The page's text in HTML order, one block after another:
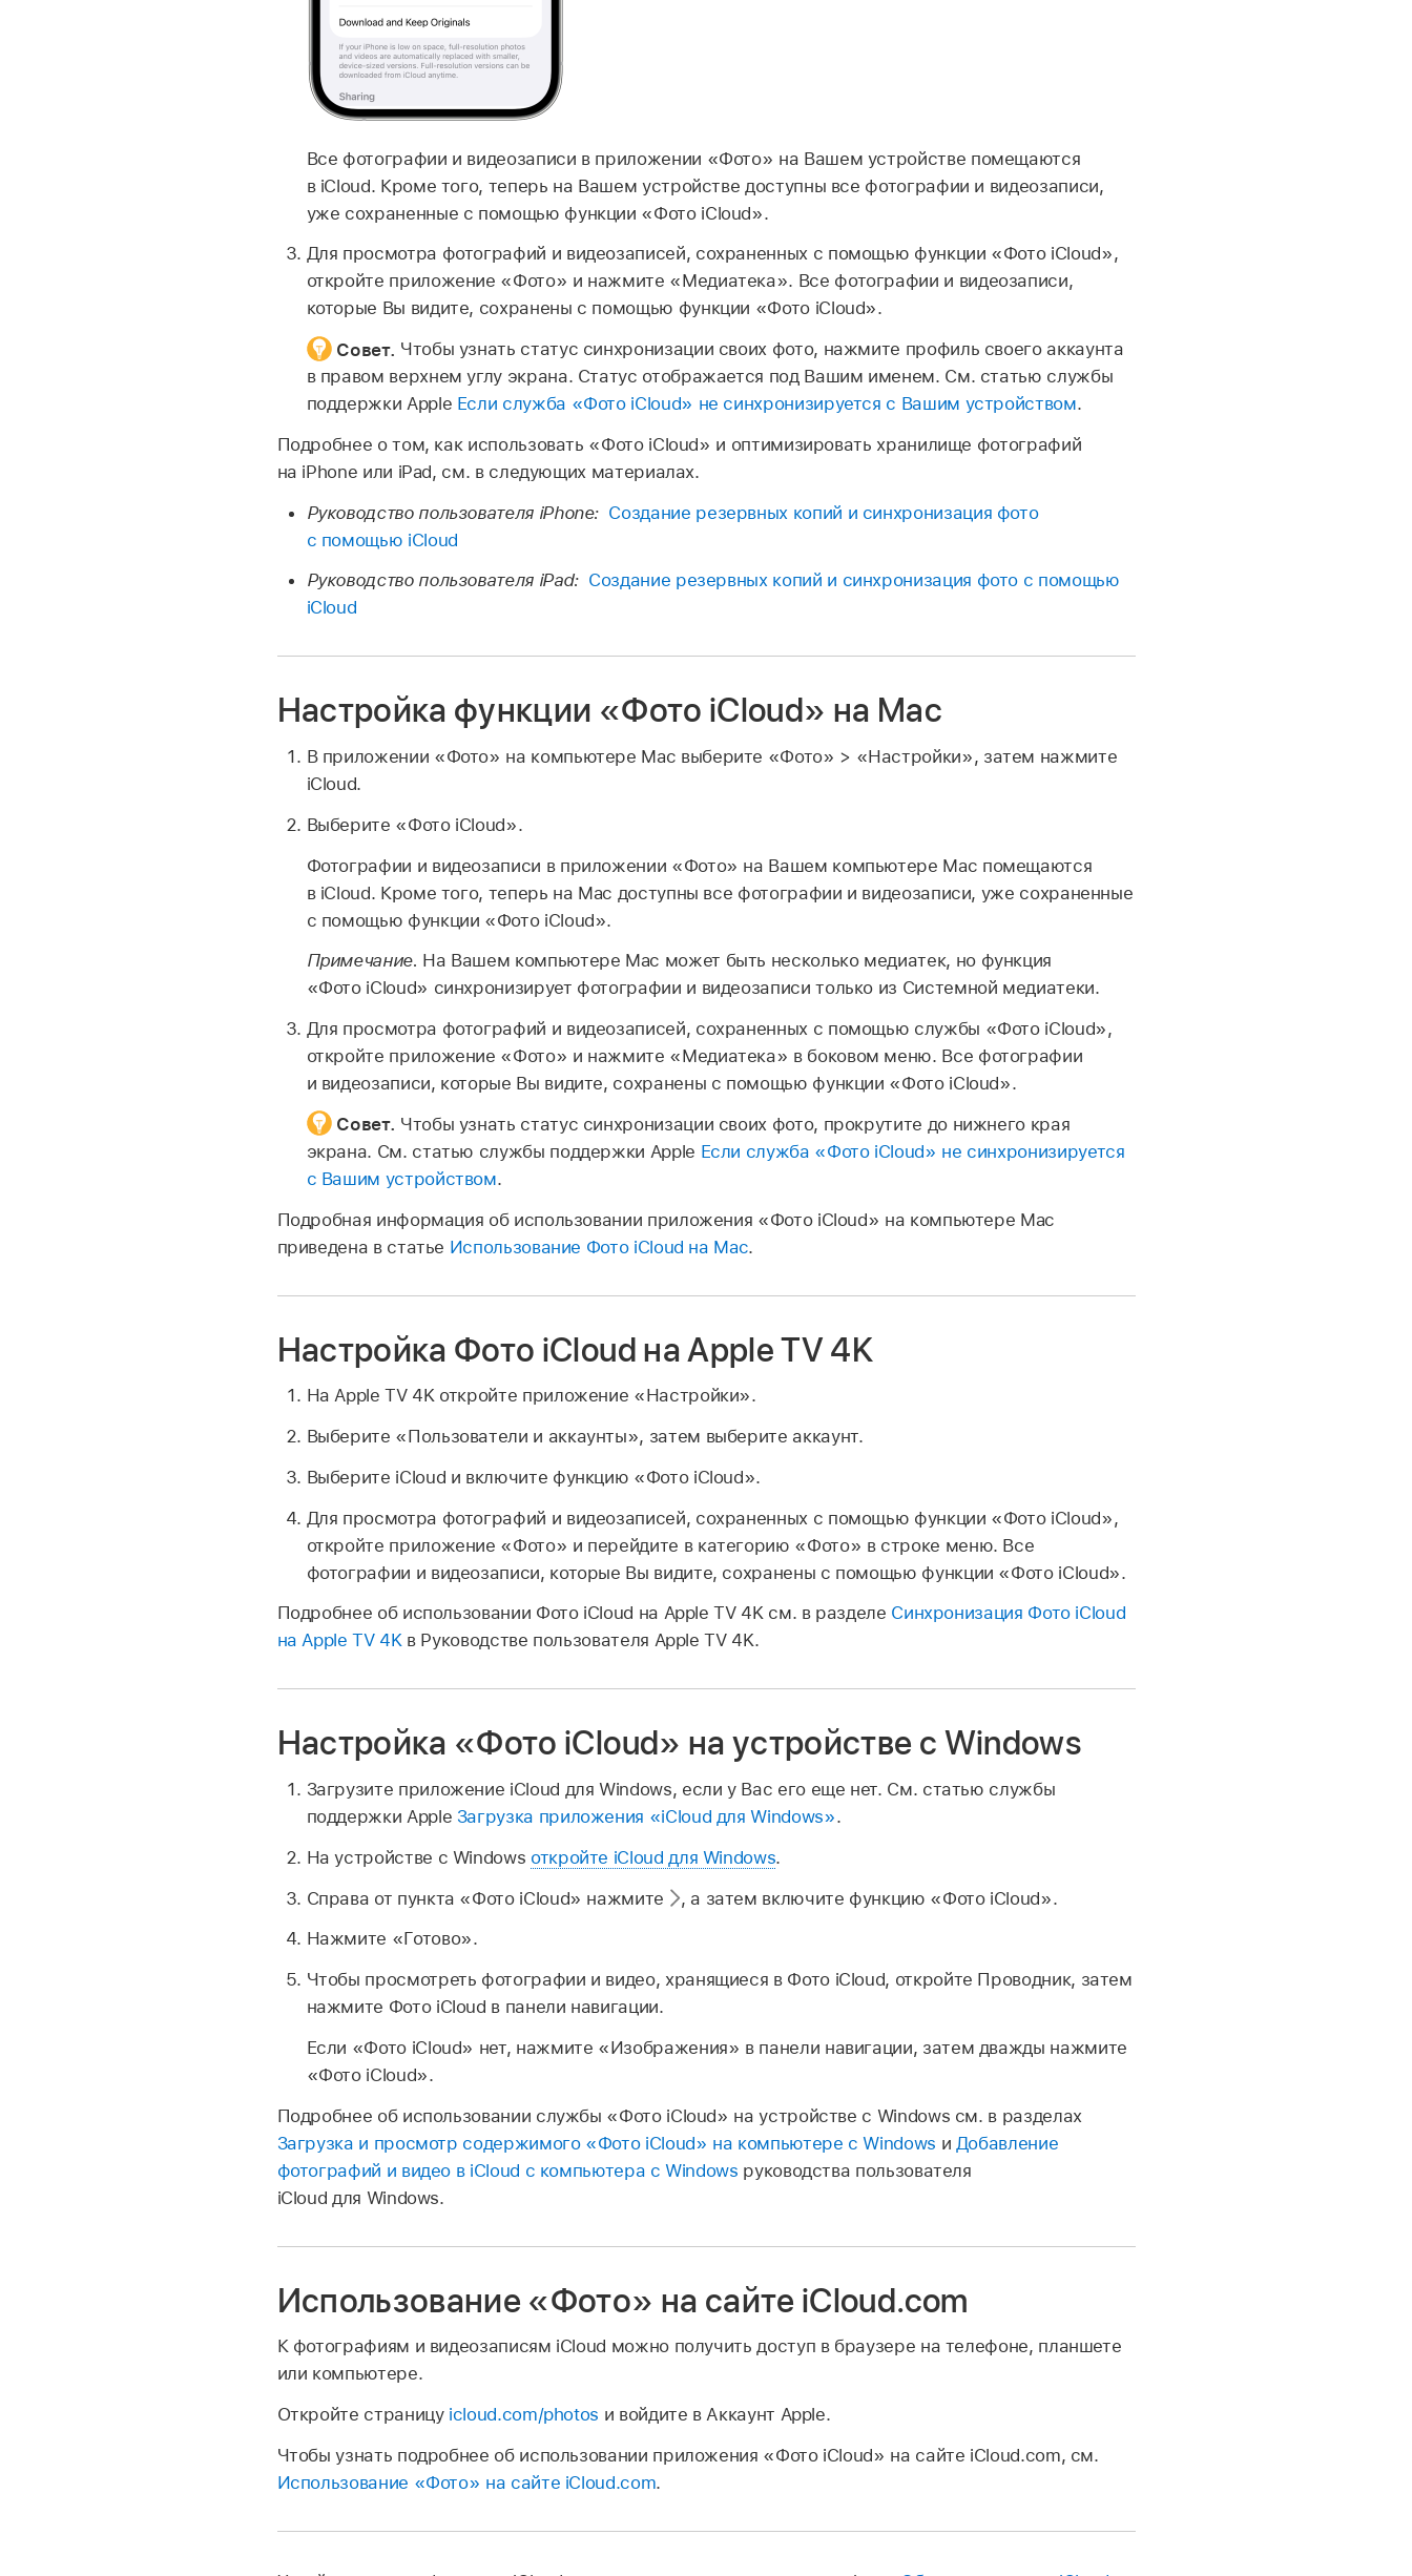
Все фотографии и видеозаписи в приложении «Фото» на Вашем устройстве помещаются
в iCloud. Кроме того, теперь на Вашем устройстве доступны все фотографии и видеозаписи,
уже сохраненные с помощью функции «Фото iCloud».
Для просмотра фотографий и видеозаписей, сохраненных с помощью функции «Фото iCloud»,
откройте приложение «Фото» и нажмите «Медиатека». Все фотографии и видеозаписи,
которые Вы видите, сохранены с помощью функции «Фото iCloud».
Совет. Чтобы узнать статус синхронизации своих фото, нажмите профиль своего аккаунта
в правом верхнем углу экрана. Статус отображается под Вашим именем. См. статью службы
поддержки Apple Если служба «Фото iCloud» не синхронизируется с Вашим устройством.
Подробнее о том, как использовать «Фото iCloud» и оптимизировать хранилище фотографий
на iPhone или iPad, см. в следующих материалах.
Руководство пользователя iPhone: Создание резервных копий и синхронизация фото
с помощью iCloud
Руководство пользователя iPad: Создание резервных копий и синхронизация фото с помощью
iCloud
Настройка функции «Фото iCloud» на Mac
В приложении «Фото» на компьютере Mac выберите «Фото» > «Настройки», затем нажмите
iCloud.
Выберите «Фото iCloud».
Фотографии и видеозаписи в приложении «Фото» на Вашем компьютере Mac помещаются
в iCloud. Кроме того, теперь на Mac доступны все фотографии и видеозаписи, уже сохраненные
с помощью функции «Фото iCloud».
Примечание. На Вашем компьютере Mac может быть несколько медиатек, но функция
«Фото iCloud» синхронизирует фотографии и видеозаписи только из Системной медиатеки.
Для просмотра фотографий и видеозаписей, сохраненных с помощью службы «Фото iCloud»,
откройте приложение «Фото» и нажмите «Медиатека» в боковом меню. Все фотографии
и видеозаписи, которые Вы видите, сохранены с помощью функции «Фото iCloud».
Совет. Чтобы узнать статус синхронизации своих фото, прокрутите до нижнего края
экрана. См. статью службы поддержки Apple Если служба «Фото iCloud» не синхронизируется
с Вашим устройством.
Подробная информация об использовании приложения «Фото iCloud» на компьютере Mac
приведена в статье Использование Фото iCloud на Mac.
Настройка Фото iCloud на Apple TV 4K
На Apple TV 4K откройте приложение «Настройки».
Выберите «Пользователи и аккаунты», затем выберите аккаунт.
Выберите iCloud и включите функцию «Фото iCloud».
Для просмотра фотографий и видеозаписей, сохраненных с помощью функции «Фото iCloud»,
откройте приложение «Фото» и перейдите в категорию «Фото» в строке меню. Все
фотографии и видеозаписи, которые Вы видите, сохранены с помощью функции «Фото iCloud».
Подробнее об использовании Фото iCloud на Apple TV 4K см. в разделе Синхронизация Фото iCloud
на Apple TV 4Kв Руководстве пользователя Apple TV 4K.
Настройка «Фото iCloud» на устройстве с Windows
Загрузите приложение iCloud для Windows, если у Вас его еще нет. См. статью службы
поддержки Apple Загрузка приложения «iCloud для Windows».
На устройстве с Windows откройте iCloud для Windows.
Справа от пункта «Фото iCloud» нажмите
, а затем включите функцию «Фото iCloud».
Нажмите «Готово».
Чтобы просмотреть фотографии и видео, хранящиеся в Фото iCloud, откройте Проводник, затем
нажмите Фото iCloud в панели навигации.
Если «Фото iCloud» нет, нажмите «Изображения» в панели навигации, затем дважды нажмите
«Фото iCloud».
Подробнее об использовании службы «Фото iCloud» на устройстве с Windows см. в разделах
Загрузка и просмотр содержимого «Фото iCloud» на компьютере с Windows и Добавление
фотографий и видео в iCloud с компьютера с Windows руководства пользователя
iCloud для Windows.
Использование «Фото» на сайте iCloud.com
К фотографиям и видеозаписям iCloud можно получить доступ в браузере на телефоне, планшете
или компьютере.
Откройте страницу icloud.com/photos и войдите в Аккаунт Apple.
Чтобы узнать подробнее об использовании приложения «Фото iCloud» на сайте iCloud.com, см.
Использование «Фото» на сайте iCloud.com.